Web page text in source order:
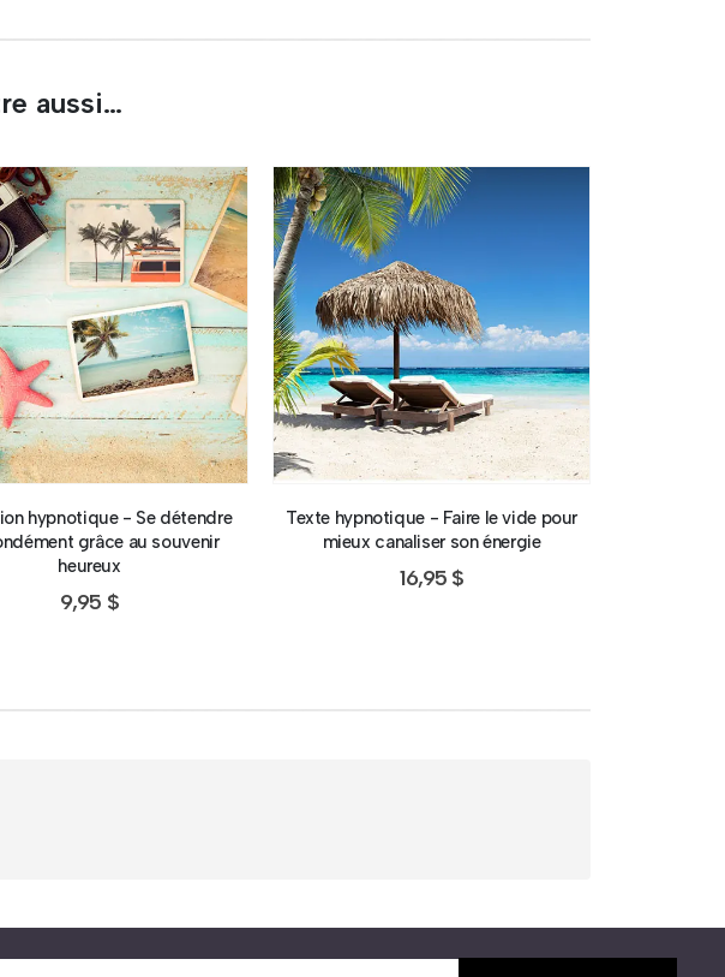
aussi…
hypnotique - Se détendre
grâce au souvenir
heureux
9,95 $
Texte hypnotique - Faire le vide pour
mieux canaliser son énergie
16,95 $